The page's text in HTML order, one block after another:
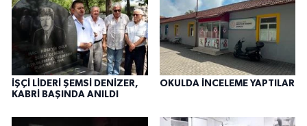
İŞÇİ LİDERİ ŞEMSİ DENİZER,
KABRİ BAŞINDA ANILDI
OKULDA İNCELEME YAPTILAR